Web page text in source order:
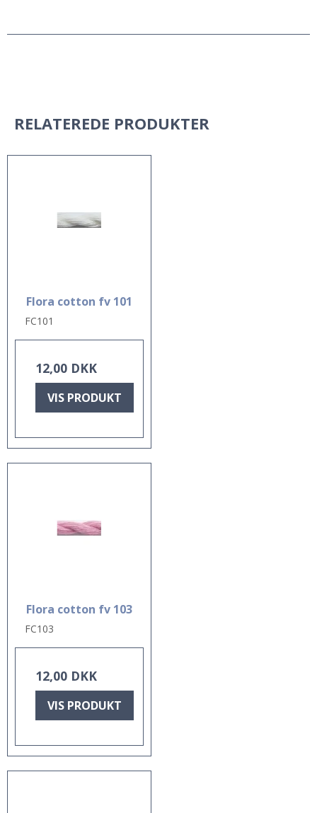
RELATEREDE PRODUKTER
Flora cotton fv 101
FC101
12,00 DKK
VIS PRODUKT
Flora cotton fv 103
FC103
12,00 DKK
VIS PRODUKT